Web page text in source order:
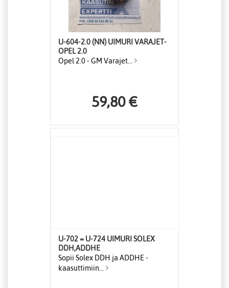
U-604-2.0 (NN) UIMURI VARAJET-
OPEL 2.0
Opel 2.0 - GM Varajet...
59,80 €
U-702 = U-724 UIMURI SOLEX
DDH,ADDHE
Sopii Solex DDH ja ADDHE -
kaasuttimiin...